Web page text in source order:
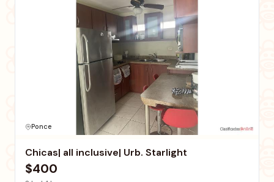
Ponce
Chicas| all inclusive| Urb. Starlight
$400